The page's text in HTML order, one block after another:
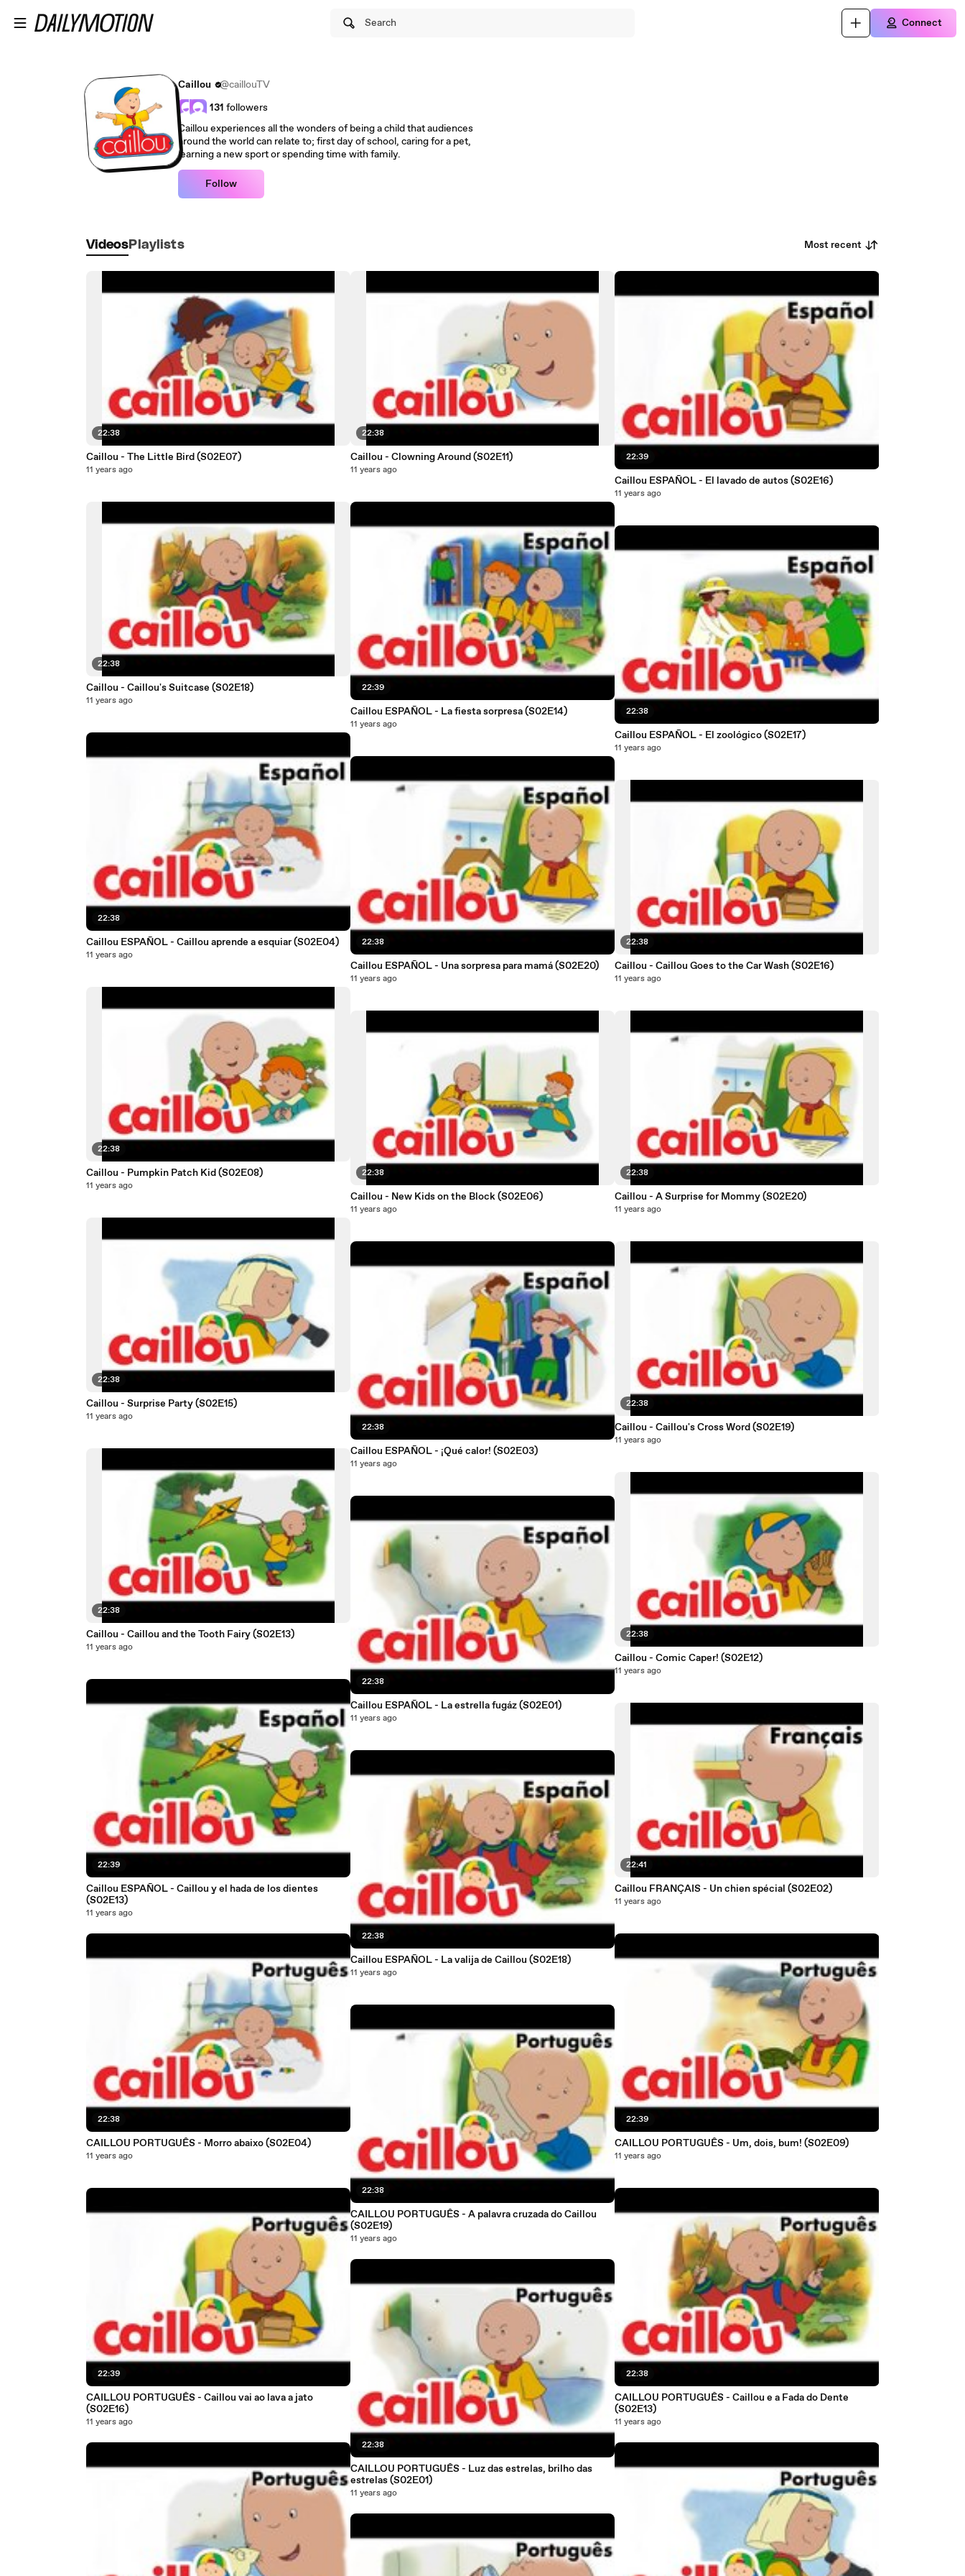
Search Connect
Caillou
@caillouTV
131 followers
Caillou experiences all the wonders of being a child that audiences
around the world can relate to; first day of school, caring for a pet,
learning a new sport or spending time with family.
Follow
Videos Playlists Most recent
22:38
Caillou - The Little Bird (S02E07)
11 years ago
22:38
Caillou - Caillou's Suitcase (S02E18)
11 years ago
22:38
Caillou ESPAÑOL - Caillou aprende a esquiar (S02E04)
11 years ago
22:38
Caillou - Pumpkin Patch Kid (S02E08)
11 years ago
22:38
Caillou - Surprise Party (S02E15)
11 years ago
22:38
Caillou - Caillou and the Tooth Fairy (S02E13)
11 years ago
22:39
Caillou ESPAÑOL - Caillou y el hada de los dientes
(S02E13)
11 years ago
22:38
CAILLOU PORTUGUÊS - Morro abaixo (S02E04)
11 years ago
22:39
CAILLOU PORTUGUÊS - Caillou vai ao lava a jato
(S02E16)
11 years ago
22:38
Caillou - Clowning Around (S02E11)
11 years ago
22:39
Caillou ESPAÑOL - La fiesta sorpresa (S02E14)
11 years ago
22:38
Caillou ESPAÑOL - Una sorpresa para mamá (S02E20)
11 years ago
22:38
Caillou - New Kids on the Block (S02E06)
11 years ago
22:38
Caillou ESPAÑOL - ¡Qué calor! (S02E03)
11 years ago
22:38
Caillou ESPAÑOL - La estrella fugáz (S02E01)
11 years ago
22:38
Caillou ESPAÑOL - La valija de Caillou (S02E18)
11 years ago
22:38
CAILLOU PORTUGUÊS - A palavra cruzada do Caillou
(S02E19)
11 years ago
22:38
CAILLOU PORTUGUÊS - Luz das estrelas, brilho das
estrelas (S02E01)
11 years ago
22:39
Caillou ESPAÑOL - El lavado de autos (S02E16)
11 years ago
22:38
Caillou ESPAÑOL - El zoológico (S02E17)
11 years ago
22:38
Caillou - Caillou Goes to the Car Wash (S02E16)
11 years ago
22:38
Caillou - A Surprise for Mommy (S02E20)
11 years ago
22:38
Caillou - Caillou's Cross Word (S02E19)
11 years ago
22:38
Caillou - Comic Caper! (S02E12)
11 years ago
22:41
Caillou FRANÇAIS - Un chien spécial (S02E02)
11 years ago
22:39
CAILLOU PORTUGUÊS - Um, dois, bum! (S02E09)
11 years ago
22:38
CAILLOU PORTUGUÊS - Caillou e a Fada do Dente
(S02E13)
11 years ago